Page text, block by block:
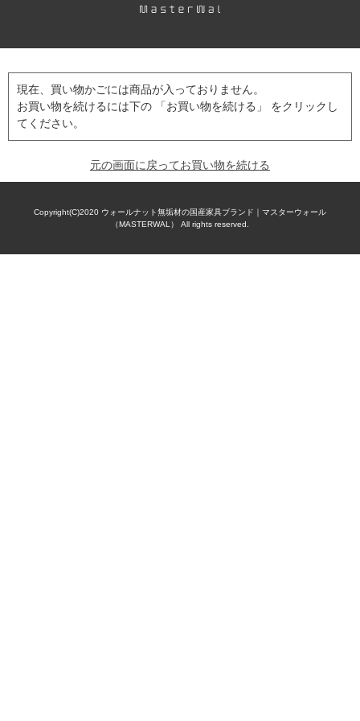
現在、買い物かごには商品が入っておりません。
お買い物を続けるには下の 「お買い物を続ける」 をクリックし
てください。
元の画面に戻ってお買い物を続ける
Copyright(C)2020 ウォールナット無垢材の国産家具ブランド｜マスターウォール
（MASTERWAL） All rights reserved.